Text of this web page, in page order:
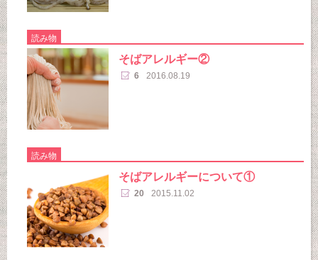
読み物
そばアレルギー②
6 2016.08.19
読み物
そばアレルギーについて①
20 2015.11.02